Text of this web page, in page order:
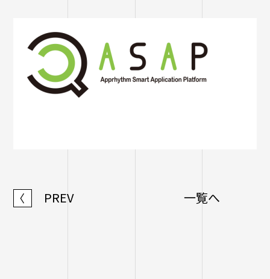
〈 PREV 一覧へ